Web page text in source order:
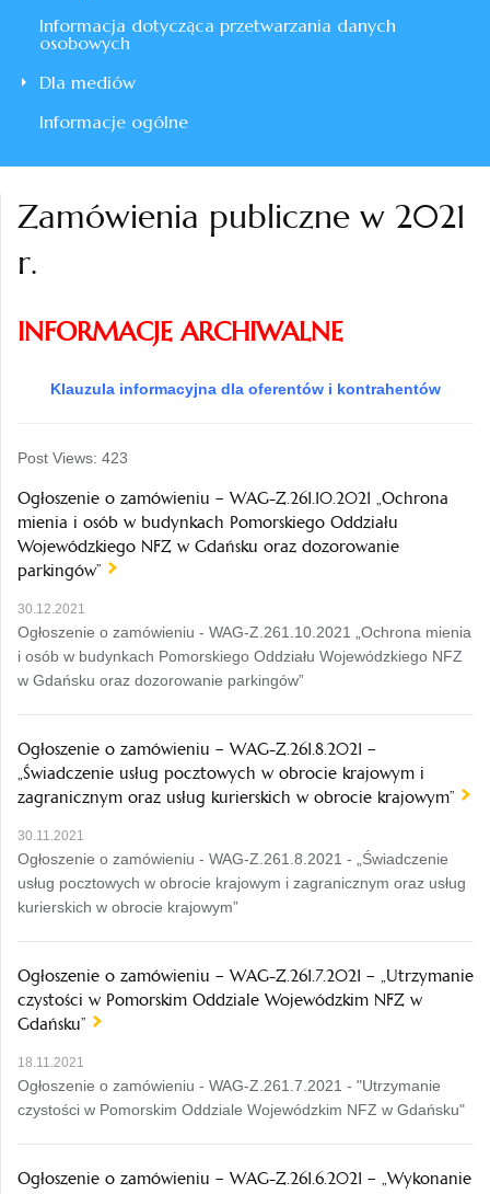
Informacja dotycząca przetwarzania danych
osobowych
Dla mediów
Informacje ogólne
Zamówienia publiczne w 2021
r.
INFORMACJE ARCHIWALNE
Klauzula informacyjna dla oferentów i kontrahentów
Post Views: 423
Ogłoszenie o zamówieniu – WAG-Z.261.10.2021 „Ochrona
mienia i osób w budynkach Pomorskiego Oddziału
Wojewódzkiego NFZ w Gdańsku oraz dozorowanie
parkingów”
30.12.2021
Ogłoszenie o zamówieniu - WAG-Z.261.10.2021 „Ochrona mienia
i osób w budynkach Pomorskiego Oddziału Wojewódzkiego NFZ
w Gdańsku oraz dozorowanie parkingów”
Ogłoszenie o zamówieniu – WAG-Z.261.8.2021 –
„Świadczenie usług pocztowych w obrocie krajowym i
zagranicznym oraz usług kurierskich w obrocie krajowym”
30.11.2021
Ogłoszenie o zamówieniu - WAG-Z.261.8.2021 - „Świadczenie
usług pocztowych w obrocie krajowym i zagranicznym oraz usług
kurierskich w obrocie krajowym”
Ogłoszenie o zamówieniu – WAG-Z.261.7.2021 – „Utrzymanie
czystości w Pomorskim Oddziale Wojewódzkim NFZ w
Gdańsku”
18.11.2021
Ogłoszenie o zamówieniu - WAG-Z.261.7.2021 - "Utrzymanie
czystości w Pomorskim Oddziale Wojewódzkim NFZ w Gdańsku"
Ogłoszenie o zamówieniu – WAG-Z.261.6.2021 – „Wykonanie